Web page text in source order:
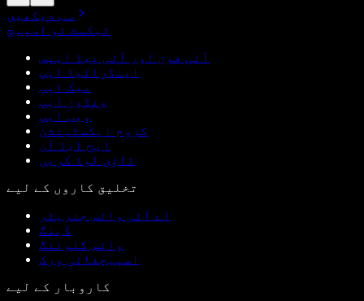
سب دیکھیں
ٹیکسٹ ٹو اسپیچ
آئی فون اور آئی پیڈ ایپس
اینڈرائیڈ ایپ
میک ایپ
ونڈوز ایپ
ویب ایپ
کروم ایکسٹینشن
ایج ایڈ آن
ڈاؤن لوڈ کریں
تخلیق کاروں کے لیے
اے آئی وائس جنریٹر
ڈبنگ
وائس کلوننگ
اسپیچفائی ورک
کاروبار کے لیے